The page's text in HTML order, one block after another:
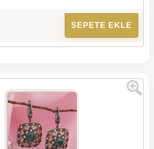
SEPETE EKLE